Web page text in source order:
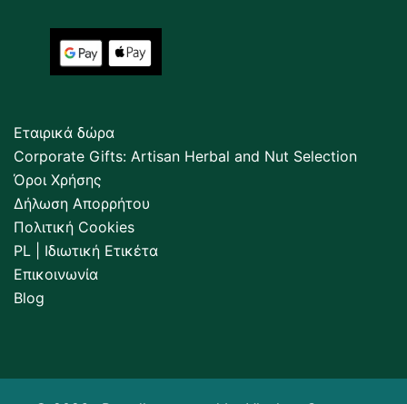
Εταιρικά δώρα
Corporate Gifts: Artisan Herbal and Nut Selection
Όροι Χρήσης
Δήλωση Απορρήτου
Πολιτική Cookies
PL | Ιδιωτική Ετικέτα
Επικοινωνία
Blog